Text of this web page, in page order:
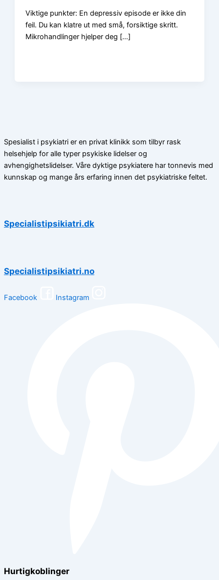
Viktige punkter: En depressiv episode er ikke din
feil. Du kan klatre ut med små, forsiktige skritt.
Mikrohandlinger hjelper deg […]
Spesialist i psykiatri er en privat klinikk som tilbyr rask
helsehjelp for alle typer psykiske lidelser og
avhengighetslidelser. Våre dyktige psykiatere har tonnevis med
kunnskap og mange års erfaring innen det psykiatriske feltet.
Specialistipsikiatri.dk
Specialistipsikiatri.no
Facebook Instagram
Hurtigkoblinger